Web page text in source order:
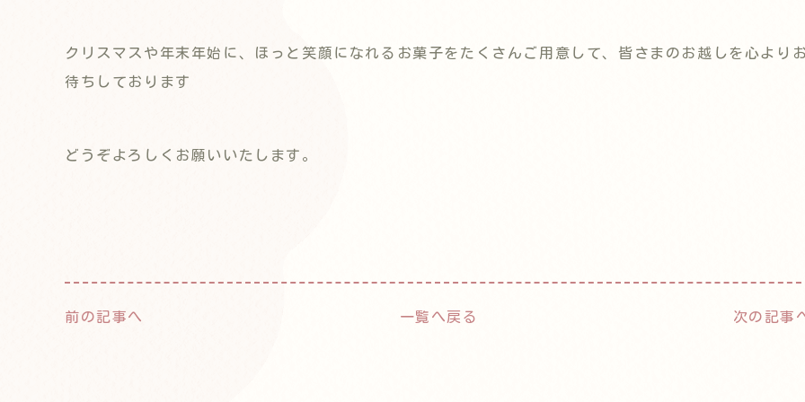
クリスマスや年末年始に、ほっと笑顔になれるお菓子をたくさんご用意して、皆さまのお越しを心より
待ちしております
どうぞよろしくお願いいたします。
前の記事へ 一覧へ戻る 次の記事